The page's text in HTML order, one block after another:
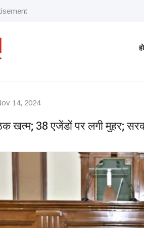
14, 2024
खत्म; 38 एजेंडों पर लगी मुहर;